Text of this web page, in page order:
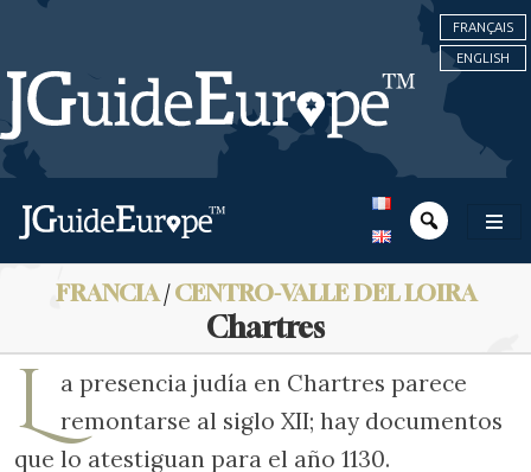
FRANÇAIS
ENGLISH
FRANCIA/CENTRO-VALLE DEL LOIRA
Chartres
L a presencia judía en Chartres parece
remontarse al siglo XII; hay documentos
que lo atestiguan para el año 1130.